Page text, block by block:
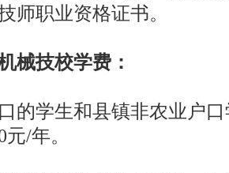
师职业资格证书。
械技校学费：
的学生和县镇非农业户
/年。